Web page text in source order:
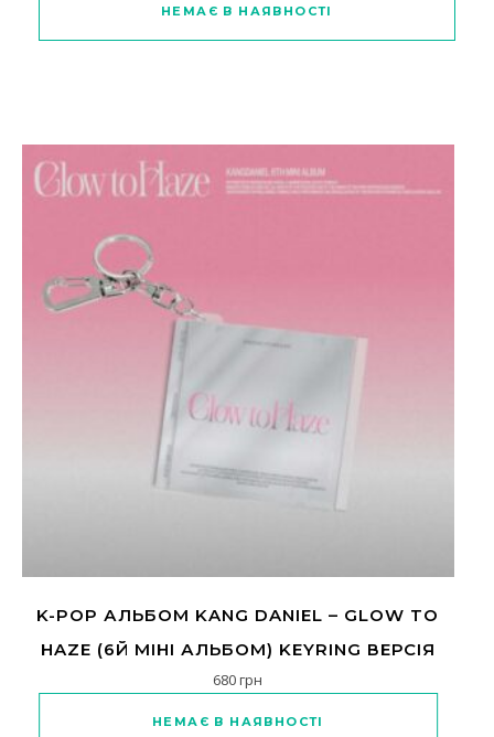
НЕМАЄ В НАЯВНОСТІ
K-POP АЛЬБОМ KANG DANIEL – GLOW TO
HAZE (6Й МІНІ АЛЬБОМ) KEYRING ВЕРСІЯ
680грн
НЕМАЄ В НАЯВНОСТІ